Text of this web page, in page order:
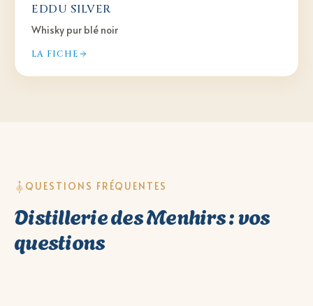
EDDU SILVER
Whisky pur blé noir
LA FICHE
QUESTIONS FRÉQUENTES
Distillerie des Menhirs : vos
questions